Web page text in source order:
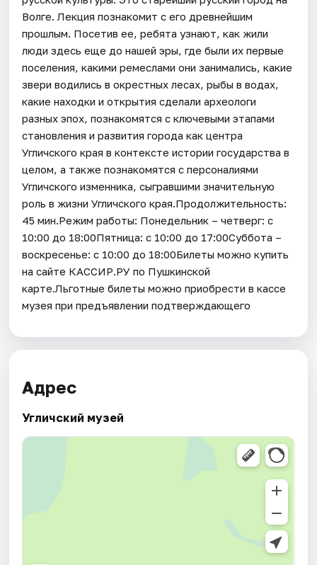
Волге. Лекция познакомит с его древнейшим
прошлым. Посетив ее, ребята узнают, как жили
люди здесь еще до нашей эры, где были их первые
поселения, какими ремеслами они занимались, какие
звери водились в окрестных лесах, рыбы в водах,
какие находки и открытия сделали археологи
разных эпох, познакомятся с ключевыми этапами
становления и развития города как центра
Угличского края в контексте истории государства в
целом, а также познакомятся с персоналиями
Угличского изменника, сыгравшими значительную
роль в жизни Угличского края.Продолжительность:
45 мин.Режим работы: Понедельник – четверг: с
10:00 до 18:00Пятница: с 10:00 до 17:00Суббота –
воскресенье: с 10:00 до 18:00Билеты можно купить
на сайте КАССИР.РУ по Пушкинской
карте.Льготные билеты можно приобрести в кассе
музея при предъявлении подтверждающего
Адрес
Угличский музей